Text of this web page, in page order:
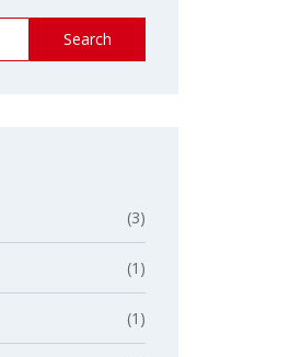
Search
(3)
(1)
(1)